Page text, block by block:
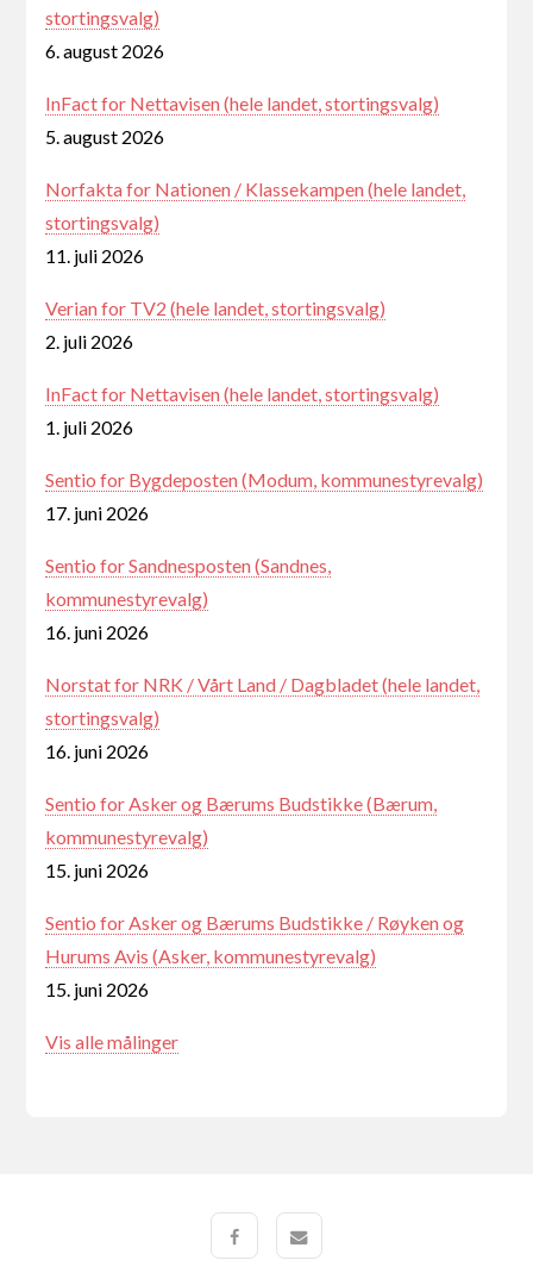
stortingsvalg)
6. august 2026
InFact for Nettavisen (hele landet, stortingsvalg)
5. august 2026
Norfakta for Nationen / Klassekampen (hele landet,
stortingsvalg)
11. juli 2026
Verian for TV2 (hele landet, stortingsvalg)
2. juli 2026
InFact for Nettavisen (hele landet, stortingsvalg)
1. juli 2026
Sentio for Bygdeposten (Modum, kommunestyrevalg)
17. juni 2026
Sentio for Sandnesposten (Sandnes,
kommunestyrevalg)
16. juni 2026
Norstat for NRK / Vårt Land / Dagbladet (hele landet,
stortingsvalg)
16. juni 2026
Sentio for Asker og Bærums Budstikke (Bærum,
kommunestyrevalg)
15. juni 2026
Sentio for Asker og Bærums Budstikke / Røyken og
Hurums Avis (Asker, kommunestyrevalg)
15. juni 2026
Vis alle målinger